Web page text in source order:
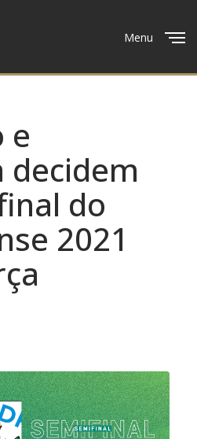
Menu
e
decidem
do
2021